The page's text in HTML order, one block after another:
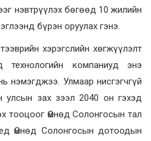
нэвтрүүлэх бөгөөд 10 жилийн
бүрэн оруулах гэнэ.
хэрэгслийн хөгжүүлэлт
технологийн компаниуд энэ
нэмэгджээ. Улмаар нисгэгчгүй
улсын зах зээл 2040 он гэхэд
тооцоог Өмнөд Солонгосын тал
Өмнөд Солонгосын дотоодын